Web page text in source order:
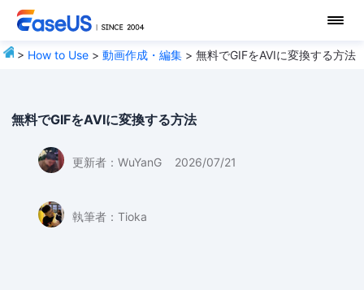
> How to Use >動画作成・編集 > 無料でGIFをAVIに変換する方法
無料でGIFをAVIに変換する方法
更新者： WuYanG 2026/07/21
執筆者： Tioka